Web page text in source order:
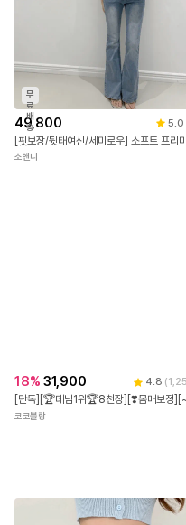
무
료
배
송
49,800 5.0
소앤니
18%31,900